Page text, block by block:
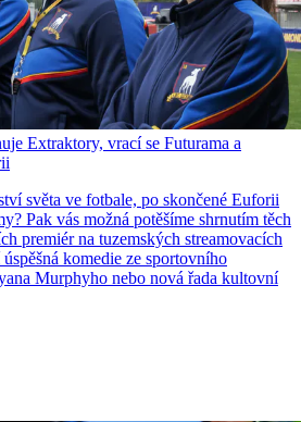
Extraktory, vrací se Futurama a
světa ve fotbale, po skončené Euforii
Pak vás možná potěšíme shrnutím těch
premiér na tuzemských streamovacích
komedie ze sportovního
Murphyho nebo nová řada kultovní